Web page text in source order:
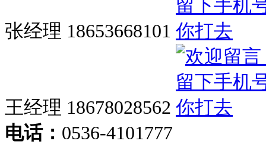
张经理 18653668101
王经理 18678028562
电话： 0536-4101777